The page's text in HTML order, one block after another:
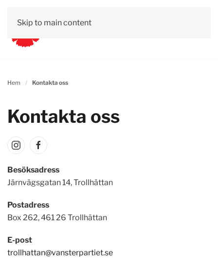
Skip to main content
Hem Kontakta oss
Kontakta oss
Besöksadress
Järnvägsgatan 14, Trollhättan
Postadress
Box 262, 461 26 Trollhättan
E-post
trollhattan@vansterpartiet.se